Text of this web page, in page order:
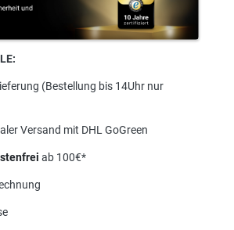
(Bestellung bis 14Uhr nur
Versand mit DHL GoGreen
ab 100€*